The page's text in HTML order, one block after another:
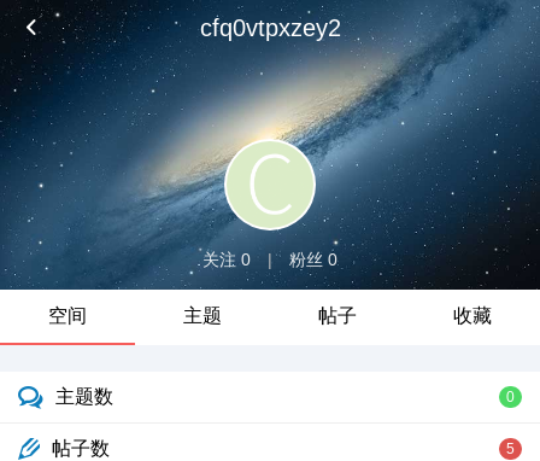
cfq0vtpxzey2
关注 0 | 粉丝 0
空间 主题 帖子 收藏
主题数 0
帖子数 5